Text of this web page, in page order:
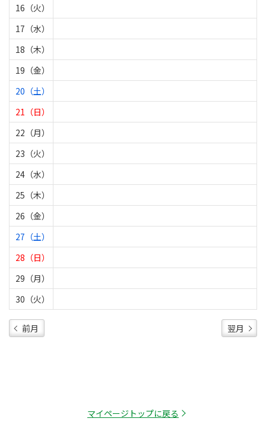
16（火）
17（水）
18（木）
19（金）
20（土）
21（日）
22（月）
23（火）
24（水）
25（木）
26（金）
27（土）
28（日）
29（月）
30（火）
前月 翌月
マイページトップに戻る